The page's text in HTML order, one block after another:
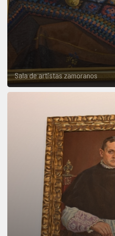
Sala de artistas zamoranos